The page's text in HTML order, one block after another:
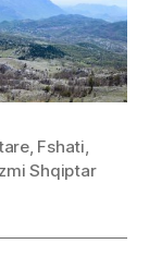
, Fshati,
Shqiptar